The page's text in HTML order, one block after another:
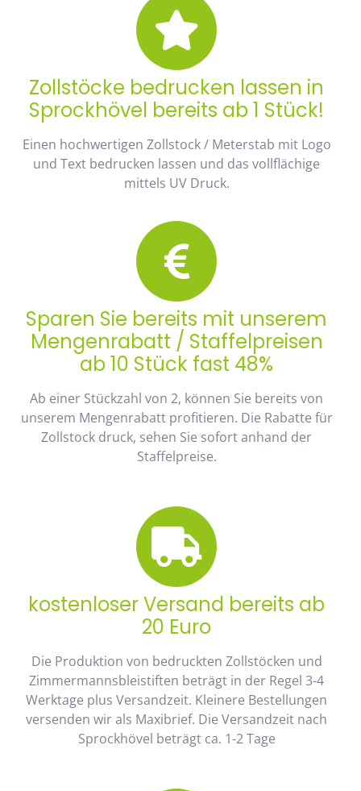
Zollstöcke bedrucken lassen in
Sprockhövel bereits ab 1 Stück!
Einen hochwertigen Zollstock / Meterstab mit Logo
und Text bedrucken lassen und das vollflächige
mittels UV Druck.
Sparen Sie bereits mit unserem
Mengenrabatt / Staffelpreisen
ab 10 Stück fast 48%
Ab einer Stückzahl von 2, können Sie bereits von
unserem Mengenrabatt profitieren. Die Rabatte für
Zollstock druck, sehen Sie sofort anhand der
Staffelpreise.
kostenloser Versand bereits ab
20 Euro
Die Produktion von bedruckten Zollstöcken und
Zimmermannsbleistiften beträgt in der Regel 3-4
Werktage plus Versandzeit. Kleinere Bestellungen
versenden wir als Maxibrief. Die Versandzeit nach
Sprockhövel beträgt ca. 1-2 Tage